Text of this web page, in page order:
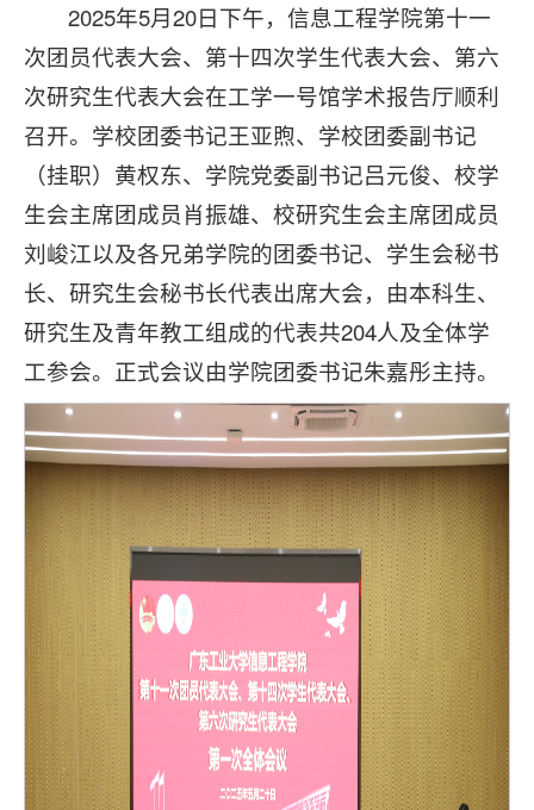
2025年5月20日下午，信息工程学院第十一
次团员代表大会、第十四次学生代表大会、第六
次研究生代表大会在工学一号馆学术报告厅顺利
召开。学校团委书记王亚煦、学校团委副书记
（挂职）黄权东、学院党委副书记吕元俊、校学
生会主席团成员肖振雄、校研究生会主席团成员
刘峻江以及各兄弟学院的团委书记、学生会秘书
长、研究生会秘书长代表出席大会，由本科生、
研究生及青年教工组成的代表共204人及全体学
工参会。正式会议由学院团委书记朱嘉彤主持。